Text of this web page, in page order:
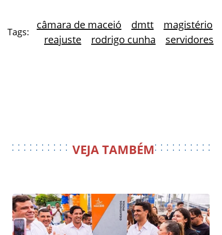
Tags:
câmara de maceió dmtt
magistério
reajuste
rodrigo cunha servidores
VEJA TAMBÉM